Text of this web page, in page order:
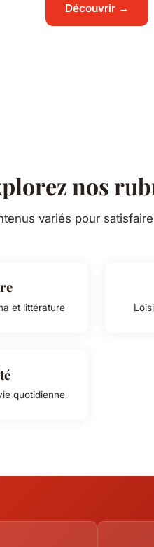
Découvrir →
nos
variés pour
et littérature
quotidienne